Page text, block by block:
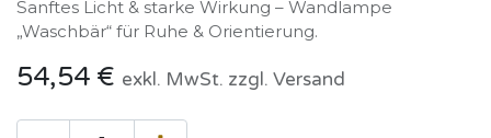
Sanftes Licht & starke Wirkung – Wandlampe
„Waschbär“ für Ruhe & Orientierung.
54,54 € exkl. MwSt. zzgl. Versand